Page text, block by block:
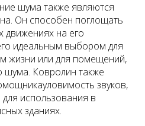
шума также являются
Он способен поглощать
движениях на его
идеальным выбором для
жизни или для помещений,
Ковролин также
звуков,
использования в
зданиях.